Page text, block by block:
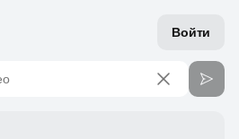
Войти